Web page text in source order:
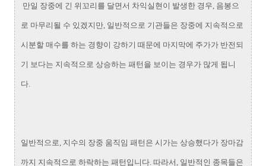
만일 장중에 긴 위꼬리를 달면서 차익실현이 발생한 경우, 음봉으
로 마무리될 수 있겠지만, 일반적으로 기관들은 장중에 지속적으로
시분할 매수를 하는 경향이 강하기 때문에 마지막에 주가가 반전되
기 보다는 지속적으로 상승하는 패턴을 보이는 경우가 많게 됩니
다.
일반적으로, 지수의 장중 움직임 패턴은 시가는 상승했다가 장마감
까지 지속적으로 하락하는 패턴입니다. 따라서, 일반적인 종목들은